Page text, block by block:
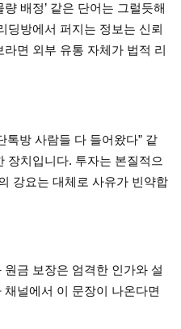
량 배정’ 같은 단어는 그럴듯해
딩방에서 퍼지는 정보는 신뢰
면 외부 유통 자체가 법적 리
톡방 사람들 다 들어왔다” 같
장치입니다. 투자는 본질적으
강요는 대체로 사유가 빈약합
금 보장은 엄격한 인가와 설
널에서 이 문장이 나온다면